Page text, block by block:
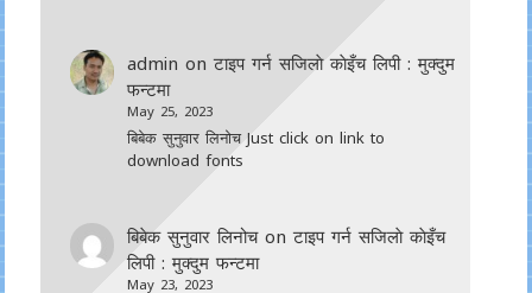
admin onटाइप गर्न सजिलाे काेइँच लिपी : मुक्दुम
फन्टमा
May 25, 2023
बिबेक सुनुवार लिनोच Just click on link to
download fonts
बिबेक सुनुवार लिनोचonटाइप गर्न सजिलाे काेइँच
लिपी : मुक्दुम फन्टमा
May 23, 2023